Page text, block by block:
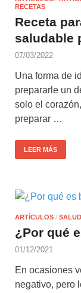
RECETAS
Receta
saludable
07/03/2022
Una forma de
prepararle un
solo el
preparar …
LEER MÁS
ARTÍCULOS / SALUD
¿Por qué
01/12/2021
En ocasiones
negativo, pero